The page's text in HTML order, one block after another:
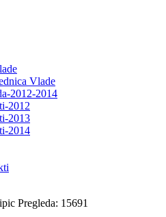
Vlade
2012-2014
2012
2013
2014
Pregleda: 15691